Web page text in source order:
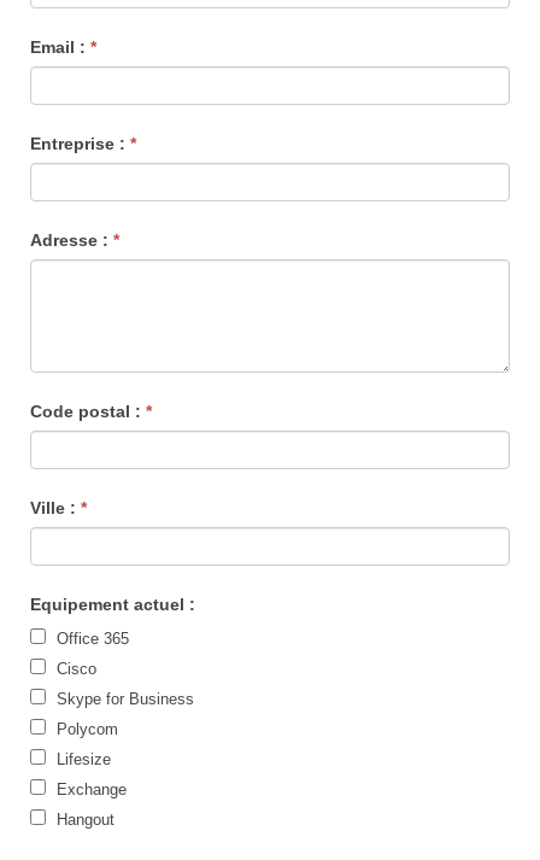
Email : *
Entreprise : *
Adresse : *
Code postal : *
Ville : *
Equipement actuel :
Office 365
Cisco
Skype for Business
Polycom
Lifesize
Exchange
Hangout